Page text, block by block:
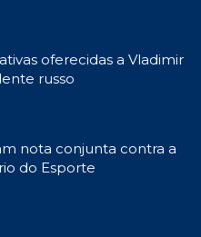
oferecidas a Vladimir
russo
nota conjunta contra a
do Esporte